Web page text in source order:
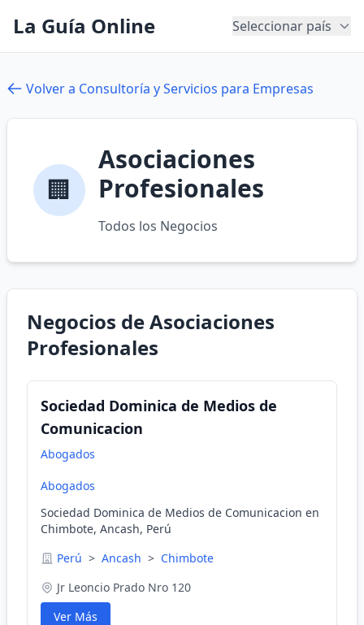
La Guía Online Seleccionar país
Volver a Consultoría y Servicios para Empresas
🏢
Asociaciones
Profesionales
Todos los Negocios
Negocios de Asociaciones
Profesionales
Sociedad Dominica de Medios de
Comunicacion
Abogados
Abogados
Sociedad Dominica de Medios de Comunicacion en
Chimbote, Ancash, Perú
Perú > Ancash > Chimbote
Jr Leoncio Prado Nro 120
Ver Más